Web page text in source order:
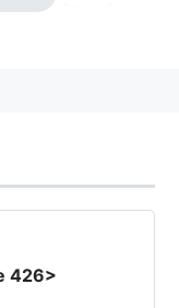
ーンズの、主に
426>